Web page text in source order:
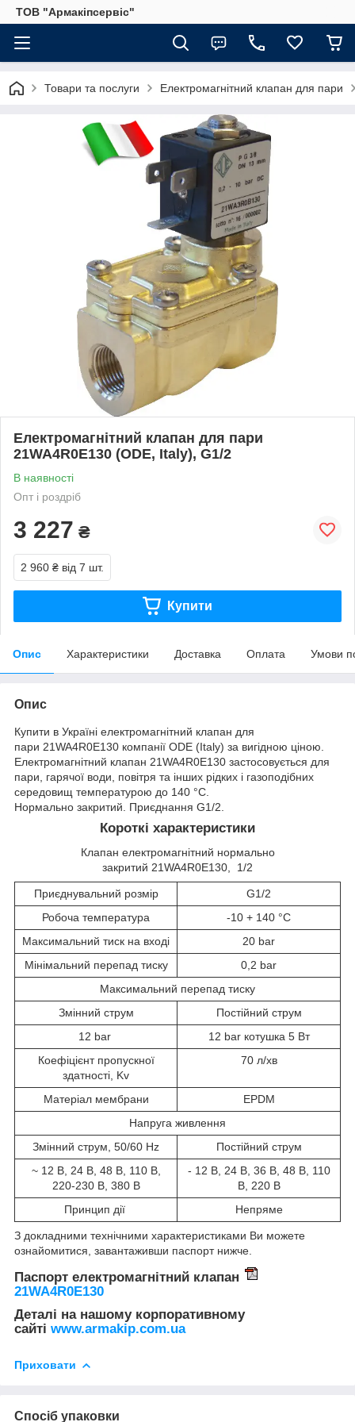
ТОВ "Армакіпсервіс"
Товари та послуги Електромагнітний клапан для пари
Електромагнітний клапан для пари
21WA4R0E130 (ODE, Italy), G1/2
В наявності
Опт і роздріб
3 227 ₴
2 960 ₴ від 7 шт.
Купити
Опис Характеристики Доставка Оплата Умови
Опис
Купити в Україні електромагнітний клапан для
пари 21WA4R0E130 компанії ODE (Italy) за вигідною ціною.
Електромагнітний клапан 21WA4R0E130 застосовується для
пари, гарячої води, повітря та інших рідких і газоподібних
середовищ температурою до 140 °C.
Нормально закритий. Приєднання G1/2.
Короткі характеристики
Клапан електромагнітний нормально
закритий 21WA4R0E130, 1/2
Приєднувальний розмір
G1/2
Робоча температура
-10 + 140 °C
Максимальний тиск на вході
20 bar
Мінімальний перепад тиску
0,2 bar
Максимальний перепад тиску
Змінний струм
Постійний струм
12 bar
12 bar котушка 5 Вт
Коефіцієнт пропускної
здатності, Kv
70 л/хв
Матеріал мембрани
EPDM
Напруга живлення
Змінний струм, 50/60 Hz
Постійний струм
~ 12 В, 24 В, 48 В, 110 В,
220-230 В, 380 В
- 12 В, 24 В, 36 В, 48 В, 110
В, 220 В
Принцип дії
Непряме
З докладними технічними характеристиками Ви можете
ознайомитися, завантаживши паспорт нижче.
Паспорт електромагнітний клапан
21WA4R0E130
Деталі на нашому корпоративному
сайті www.armakip.com.ua
Приховати
Спосіб упаковки